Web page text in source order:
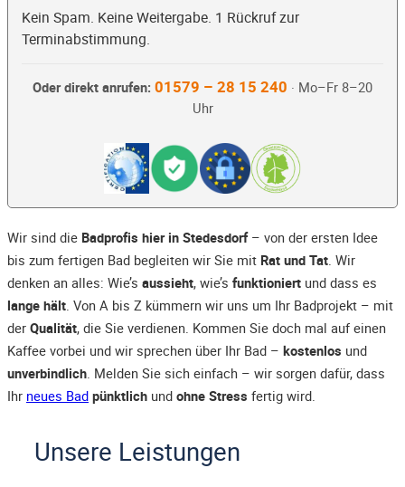
Kein Spam. Keine Weitergabe. 1 Rückruf zur
Terminabstimmung.
Oder direkt anrufen: 01579 – 28 15 240 · Mo–Fr 8–20
Uhr
Wir sind die Badprofis hier in Stedesdorf– von der ersten Idee
bis zum fertigen Bad begleiten wir Sie mit Rat und Tat. Wir
denken an alles: Wie’s aussieht, wie’s funktioniert und dass es
lange hält. Von A bis Z kümmern wir uns um Ihr Badprojekt – mit
der Qualität, die Sie verdienen. Kommen Sie doch mal auf einen
Kaffee vorbei und wir sprechen über Ihr Bad – kostenlos und
unverbindlich. Melden Sie sich einfach – wir sorgen dafür, dass
Ihr neues Bad pünktlich und ohne Stress fertig wird.
Unsere Leistungen